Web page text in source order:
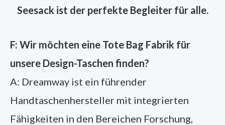
Seesack ist der perfekte Begleiter für alle.
F: Wir möchten eine Tote Bag Fabrik für
unsere Design-Taschen finden?
A: Dreamway ist ein führender
Handtaschenhersteller mit integrierten
Fähigkeiten in den Bereichen Forschung,